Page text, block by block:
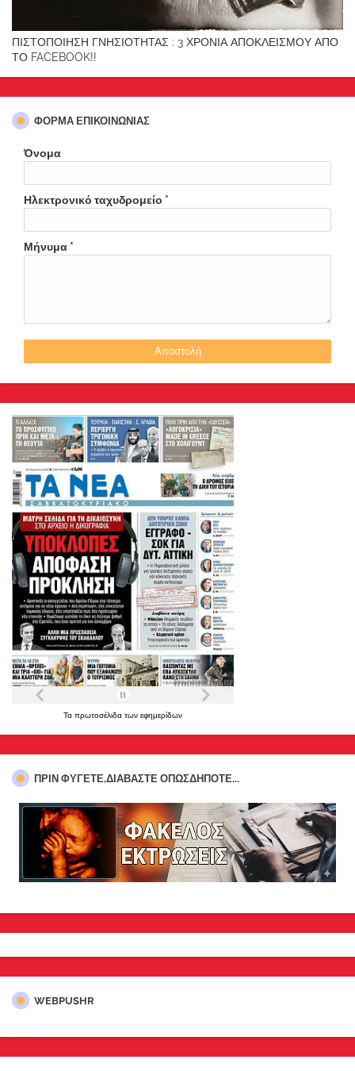
ΠΙΣΤΟΠΟΙΗΣΗ ΓΝΗΣΙΟΤΗΤΑΣ : 3 ΧΡΟΝΙΑ ΑΠΟΚΛΕΙΣΜΟΥ ΑΠΟ
ΤΟ FACEBOOK!!
ΦΌΡΜΑ ΕΠΙΚΟΙΝΩΝΊΑΣ
Όνομα
Ηλεκτρονικό ταχυδρομείο *
Μήνυμα *
Τα πρωτοσέλιδα των εφημερίδων
ΠΡΊΝ ΦΎΓΕΤΕ,ΔΙΑΒΆΣΤΕ ΟΠΩΣΔΉΠΟΤΕ...
WEBPUSHR